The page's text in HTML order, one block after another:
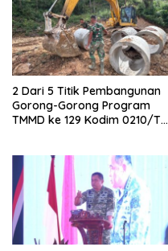
2 Dari 5 Titik Pembangunan
Gorong-Gorong Program
TMMD ke 129 Kodim 0210/TU